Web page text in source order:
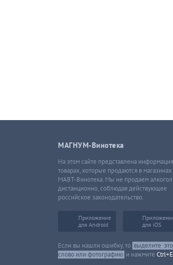
МАГНУМ-Винотека
На этом сайте представлена
товарах, которые продаются в магазинах
МАВТ-Винотека. Мы не продаем
дистанционно, соблюдая действующее
российское законодательство.
Приложение
для Android
для iOS
Если вы нашли ошибку, то выделите это
слово или фотографию и нажмите